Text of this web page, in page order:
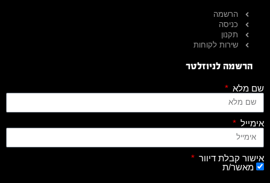
הרשמה
כניסה
תקנון
שירות לקוחות
הרשמה לניוזלטר
שם מלא
אימייל
אישור קבלת דיוור
מאשר/ת